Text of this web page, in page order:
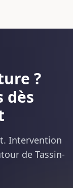
?
dès
Intervention
de Tassin-